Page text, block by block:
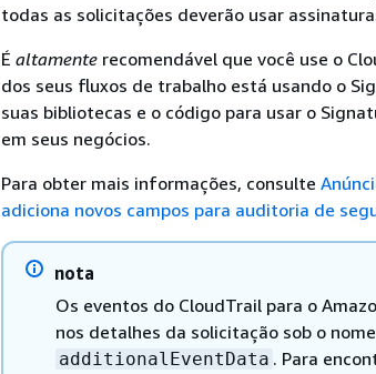
todas as solicitações deverão usar
É altamente recomendável que você use o
dos seus fluxos de trabalho está usando o
suas bibliotecas e o código para usar o
em seus negócios.
Para obter mais informações, consulte
adiciona novos campos para auditoria de
nota
Os eventos do CloudTrail para o
nos detalhes da solicitação sob o
additionalEventData . Para